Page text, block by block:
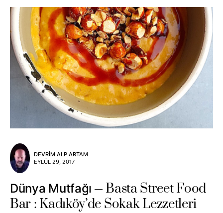
DEVRIM ALP ARTAM
EYLÜL 29, 2017
Dünya Mutfağı
Basta Street Food
Bar : Kadıköy’de Sokak Lezzetleri